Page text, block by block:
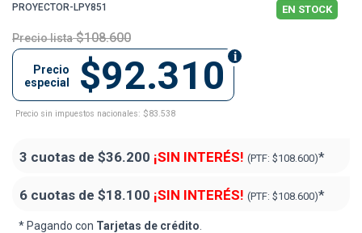
PROYECTOR-LPY851 EN STOCK
Precio lista $108.600
$92.310
Precio
especial
Precio sin impuestos nacionales: $83.538
3 cuotas de $36.200 ¡SIN INTERÉS! (PTF: $108.600)*
6 cuotas de $18.100 ¡SIN INTERÉS! (PTF: $108.600)*
* Pagando con Tarjetas de crédito